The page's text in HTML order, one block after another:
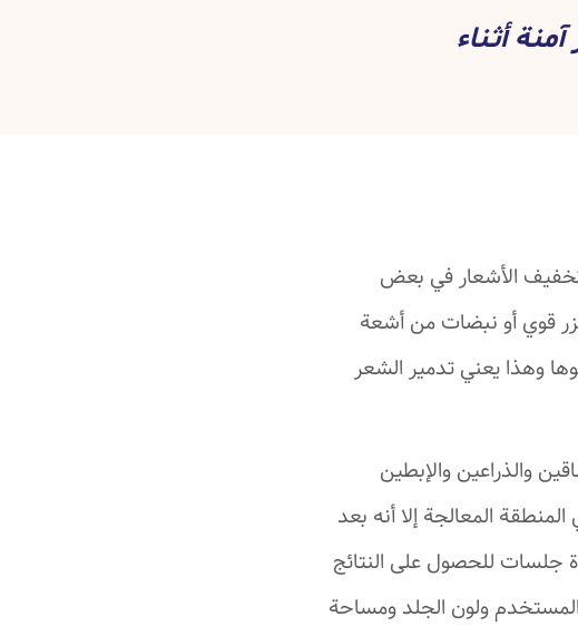
أثناء
تخفيف الأشعار في بعض
قوي أو نبضات من أشعة
وهذا يعني تدمير الشعر
والذراعين والإبطين
المعالجة إلا أنه بعد
جلسات للحصول على النتائج
المستخدم ولون الجلد ومساحة